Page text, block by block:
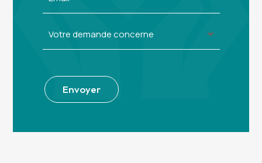
Envoyer